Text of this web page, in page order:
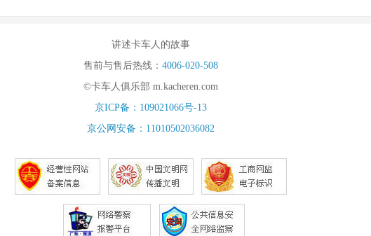
讲述卡车人的故事
售前与售后热线： 4006-020-508
©卡车人俱乐部 m.kacheren.com
京ICP备：109021066号-13
京公网安备：11010502036082